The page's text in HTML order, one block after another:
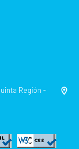
Región -